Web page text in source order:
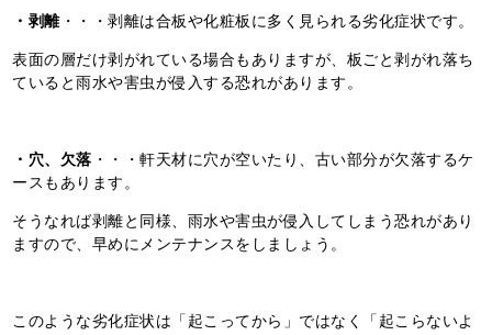
・剥離・・・剥離は合板や化粧板に多く見られる劣化症状です。
表面の層だけ剥がれている場合もありますが、板ごと剥がれ落ち
ていると雨水や害虫が侵入する恐れがあります。
・穴、欠落 ・・・軒天材に穴が空いたり、古い部分が欠落するケ
ースもあります。
そうなれば剥離と同様、雨水や害虫が侵入してしまう恐れがあり
ますので、早めにメンテナンスをしましょう。
このような劣化症状は「起こってから」ではなく「起こらないよ